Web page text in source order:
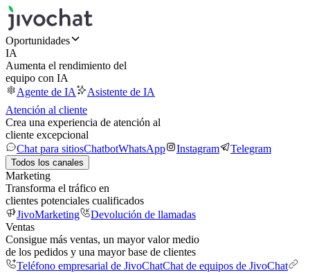
Oportunidades
IA
Aumenta el rendimiento del
equipo con IA
Agente de IA
Asistente de IA
Atención al cliente
Crea una experiencia de atención al
cliente excepcional
Chat para sitiosChatbotWhatsApp Instagram Telegram
Todos los canales
Marketing
Transforma el tráfico en
clientes potenciales cualificados
JivoMarketing
Devolución de llamadas
Ventas
Consigue más ventas, un mayor valor medio
de los pedidos y una mayor base de clientes
Teléfono empresarial de JivoChatChat de equipos de JivoChat